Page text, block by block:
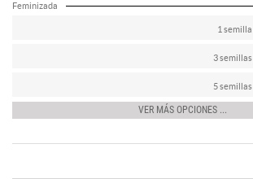
Feminizada
1 semilla
3 semillas
5 semillas
VER MÁS OPCIONES ...